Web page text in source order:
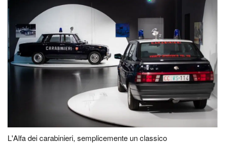
L'Alfa dei carabinieri, semplicemente un classico